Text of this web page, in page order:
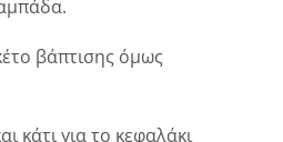
βάπτισης όμως
κάτι για το κεφαλάκι